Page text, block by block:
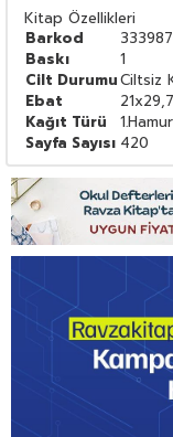
Kitap Özellikleri
Barkod
Baskı
1
Cilt DurumuCiltsiz
Ebat
21x29,7
Kağıt Türü
1.Hamur
Sayfa Sayısı 420